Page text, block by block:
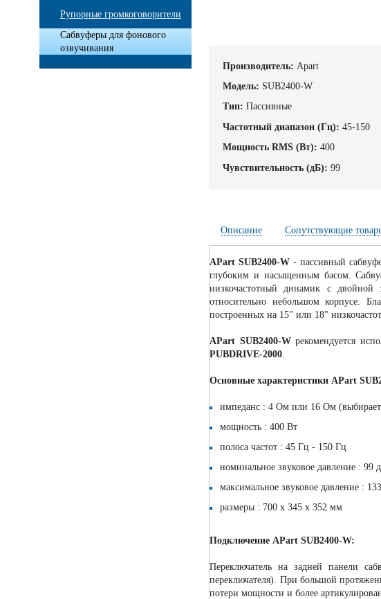
Рупорные громкоговорители
Сабвуферы для фонового
озвучивания
Производитель: Apart
Модель: SUB2400-W
Тип: Пассивные
Частотный диапазон (Гц): 45-150
Мощность RMS (Вт): 400
Чувствительность (дБ): 99
Описание Сопутствующие
APart SUB2400-W - пассивный
глубоким и насыщенным басом.
низкочастотный динамик с двойной
относительно небольшом корпусе.
построенных на 15" или 18"
APart SUB2400-Wрекомендуется
PUBDRIVE-2000
Основные характеристики APart
импеданс : 4 Ом или 16 Ом
мощность : 400 Вт
полоса частот : 45 Гц - 150 Гц
номинальное звуковое давление : 99
максимальное звуковое давление :
размеры : 700 x 345 x 352 мм
Подключение APart SUB2400-W:
Переключатель на задней панели
переключателя). При большой
потери мощности и более